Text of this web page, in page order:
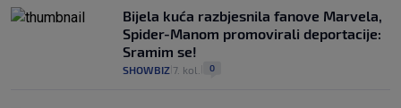
Bijela kuća razbjesnila fanove Marvela,
Spider-Manom promovirali deportacije:
Sramim se!
SHOWBIZ 7. kol. 0